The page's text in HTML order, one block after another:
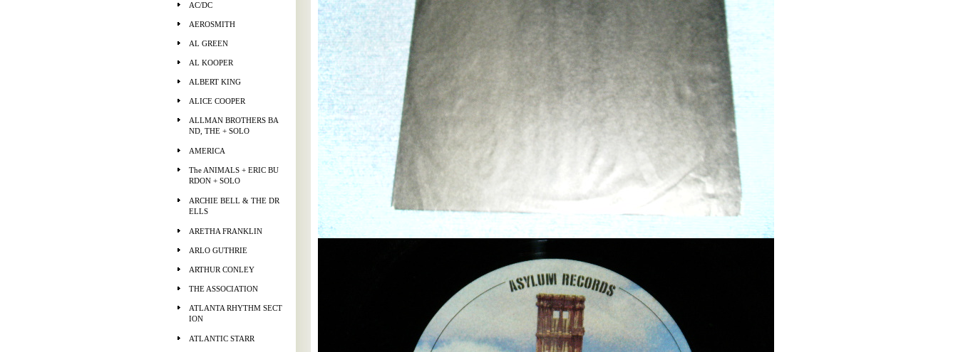
AC/DC
AEROSMITH
AL GREEN
AL KOOPER
ALBERT KING
ALICE COOPER
ALLMAN BROTHERS BA
ND, THE + SOLO
AMERICA
The ANIMALS + ERIC BU
RDON + SOLO
ARCHIE BELL & THE DR
ELLS
ARETHA FRANKLIN
ARLO GUTHRIE
ARTHUR CONLEY
THE ASSOCIATION
ATLANTA RHYTHM SECT
ION
ATLANTIC STARR